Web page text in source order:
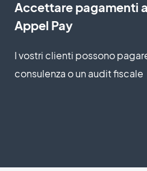
Accettare pagamenti
Appel Pay
I vostri clienti possono
consulenza o un audit fiscale